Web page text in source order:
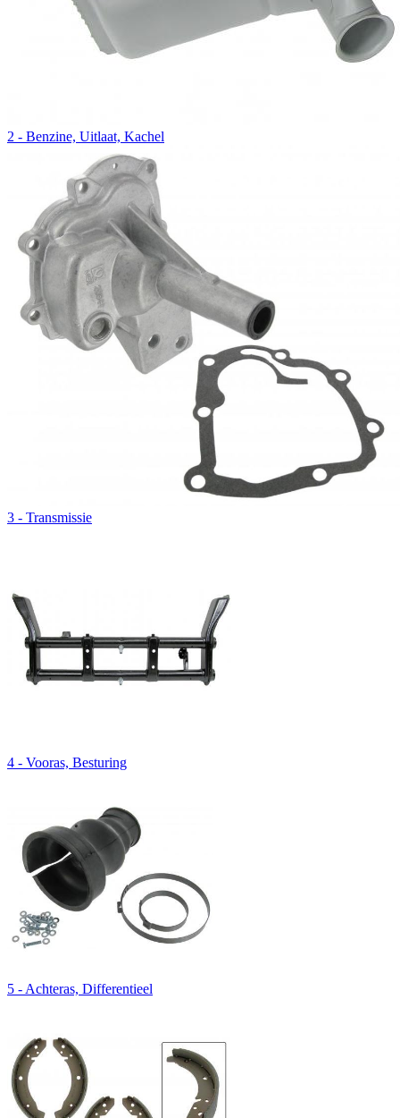
2 - Benzine, Uitlaat, Kachel
3 - Transmissie
4 - Vooras, Besturing
5 - Achteras, Differentieel